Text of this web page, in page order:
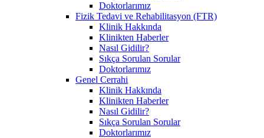
Doktorlarımız
Fizik Tedavi ve Rehabilitasyon (FTR)
Klinik Hakkında
Klinikten Haberler
Nasıl Gidilir?
Sıkça Sorulan Sorular
Doktorlarımız
Genel Cerrahi
Klinik Hakkında
Klinikten Haberler
Nasıl Gidilir?
Sıkça Sorulan Sorular
Doktorlarımız